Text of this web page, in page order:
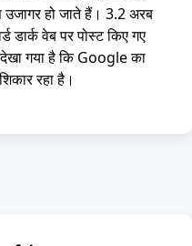
हो जाते हैं। 3.2 अरब
वेब पर पोस्ट किए गए
गया है कि Google का
रहा है।